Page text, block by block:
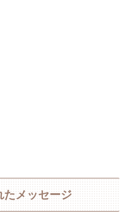
たメッセージ